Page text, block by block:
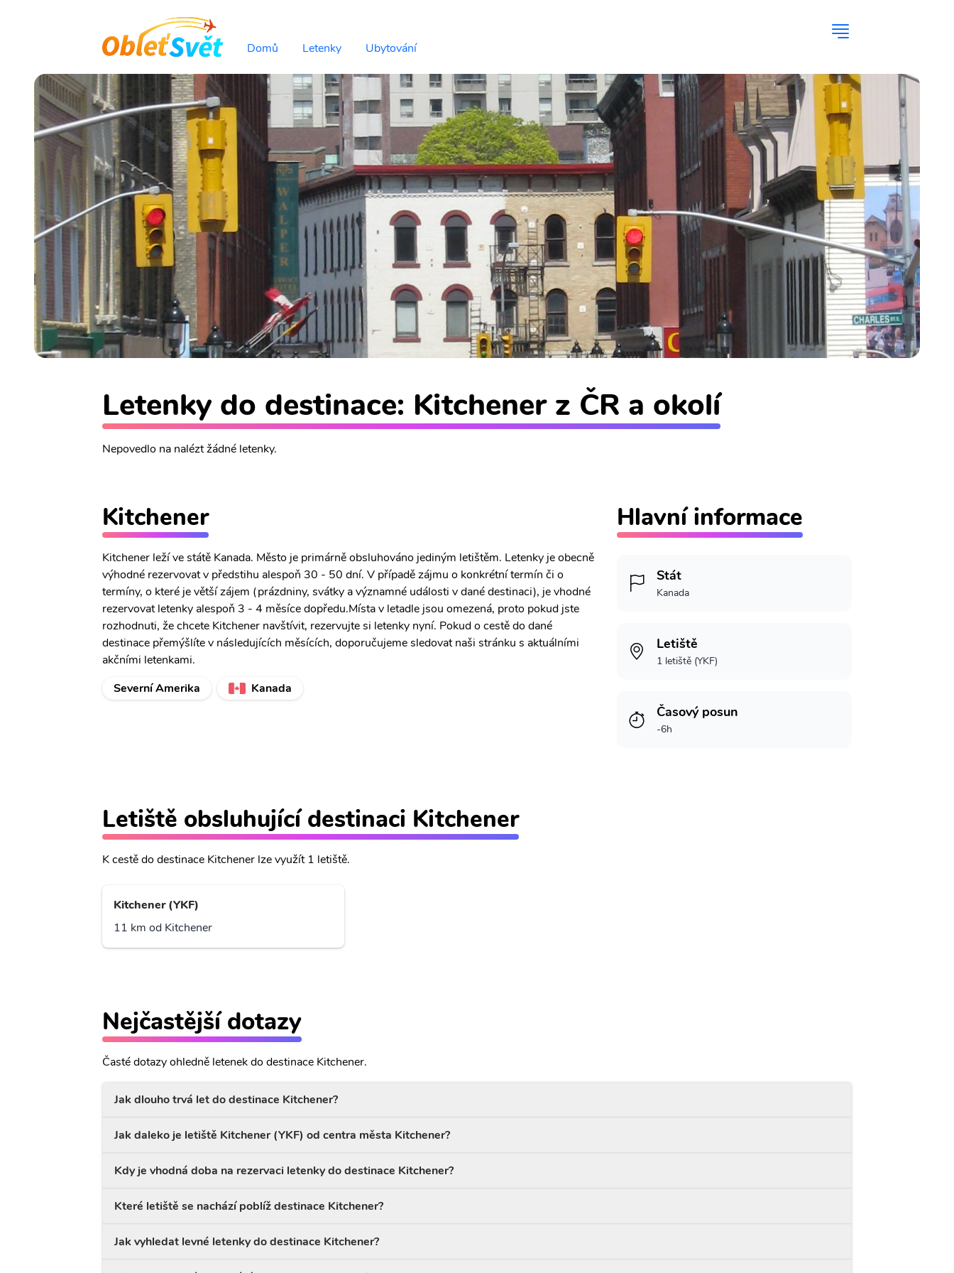
Domů Letenky Ubytování
Letenky do destinace: Kitchener z ČR a okolí
Nepovedlo na nalézt žádné letenky.
Kitchener
Kitchener leží ve státě Kanada. Město je primárně obsluhováno jediným letištěm. Letenky je obecně
výhodné rezervovat v předstihu alespoň 30 - 50 dní. V případě zájmu o konkrétní termín či o
termíny, o které je větší zájem (prázdniny, svátky a významné události v dané destinaci), je vhodné
rezervovat letenky alespoň 3 - 4 měsíce dopředu.Místa v letadle jsou omezená, proto pokud jste
rozhodnuti, že chcete Kitchener navštívit, rezervujte si letenky nyní. Pokud o cestě do dané
destinace přemýšlíte v následujících měsících, doporučujeme sledovat naši stránku s aktuálními
akčními letenkami.
Severní Amerika
Kanada
Hlavní informace
Stát
Kanada
Letiště
1 letiště (YKF)
Časový posun
-6h
Letiště obsluhující destinaci Kitchener
K cestě do destinace Kitchener lze využít 1 letiště.
Kitchener (YKF)
11 km od Kitchener
Nejčastější dotazy
Časté dotazy ohledně letenek do destinace Kitchener.
Jak dlouho trvá let do destinace Kitchener?
Jak daleko je letiště Kitchener (YKF) od centra města Kitchener?
Kdy je vhodná doba na rezervaci letenky do destinace Kitchener?
Které letiště se nachází poblíž destinace Kitchener?
Jak vyhledat levné letenky do destinace Kitchener?